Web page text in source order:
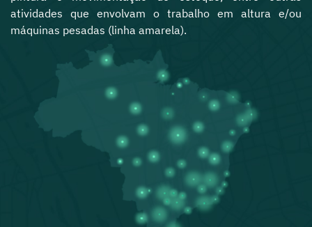
atividades que envolvam o trabalho em altura e/ou
máquinas pesadas (linha amarela).